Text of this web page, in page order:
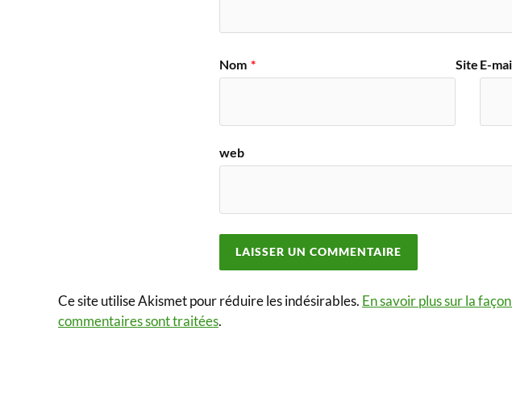
Nom * E-
Site
web
Ce site utilise Akismet pour réduire les indésirables. En savoir plus sur la
commentaires sont traitées.